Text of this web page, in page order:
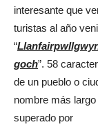
interesante que
turistas al año
“
goch”. 58
de un pueblo o
nombre más
superado por